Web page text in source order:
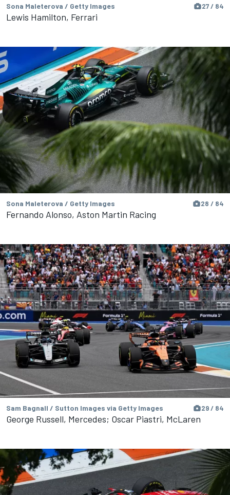
Sona Maleterova / Getty Images 27 / 84
Lewis Hamilton, Ferrari
Sona Maleterova / Getty Images 28 / 84
Fernando Alonso, Aston Martin Racing
Sam Bagnall / Sutton Images via Getty Images 29 / 84
George Russell, Mercedes; Oscar Piastri, McLaren